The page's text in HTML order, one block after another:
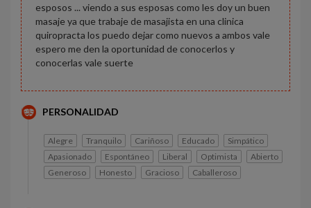
esposos ... viendo a sus esposas como les doy un buen
masaje ya que trabaje de masajista en una clinica
quiropracta los puedo dejar como nuevos a ambos vale
espero me den la oportunidad de conocerlos y
conocerlas vale suerte
PERSONALIDAD
Alegre Tranquilo Cariñoso Educado
Simpático
Apasionado
Espontáneo Liberal Optimista
Abierto
Generoso
Honesto Gracioso Caballeroso